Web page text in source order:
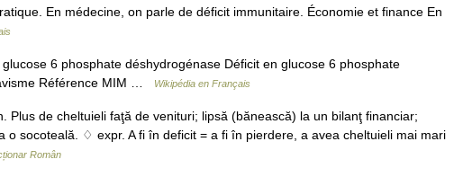
En médecine, on parle de déficit immunitaire. Économie et finance En
6 phosphate déshydrogénase Déficit en glucose 6 phosphate
Référence MIM …
Wikipédia en Français
Plus de cheltuieli faţă de venituri; lipsă (bănească) la un bilanţ financiar;
o socoteală. ♢ expr. A fi în deficit = a fi în pierdere, a avea cheltuieli mai mari
Român